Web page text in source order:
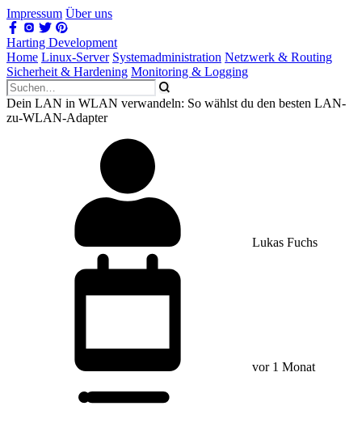
Impressum Über uns
Harting Development
Home Linux-Server Systemadministration Netzwerk & Routing
Sicherheit & Hardening Monitoring & Logging
Dein LAN in WLAN verwandeln: So wählst du den besten LAN-
zu-WLAN-Adapter
Lukas Fuchs
vor 1 Monat